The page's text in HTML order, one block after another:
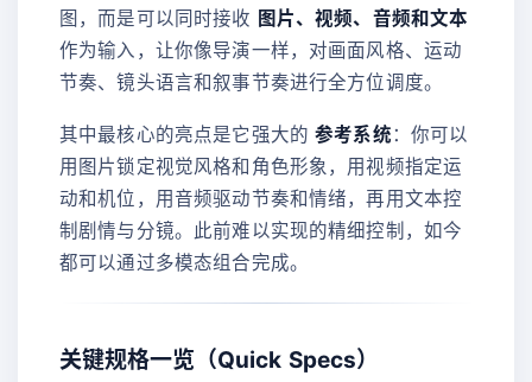
图，而是可以同时接收 图片、视频、音频和文本
作为输入，让你像导演一样，对画面风格、运动
节奏、镜头语言和叙事节奏进行全方位调度。
其中最核心的亮点是它强大的参考系统：你可以
用图片锁定视觉风格和角色形象，用视频指定运
动和机位，用音频驱动节奏和情绪，再用文本控
制剧情与分镜。此前难以实现的精细控制，如今
都可以通过多模态组合完成。
关键规格一览（Quick Specs）